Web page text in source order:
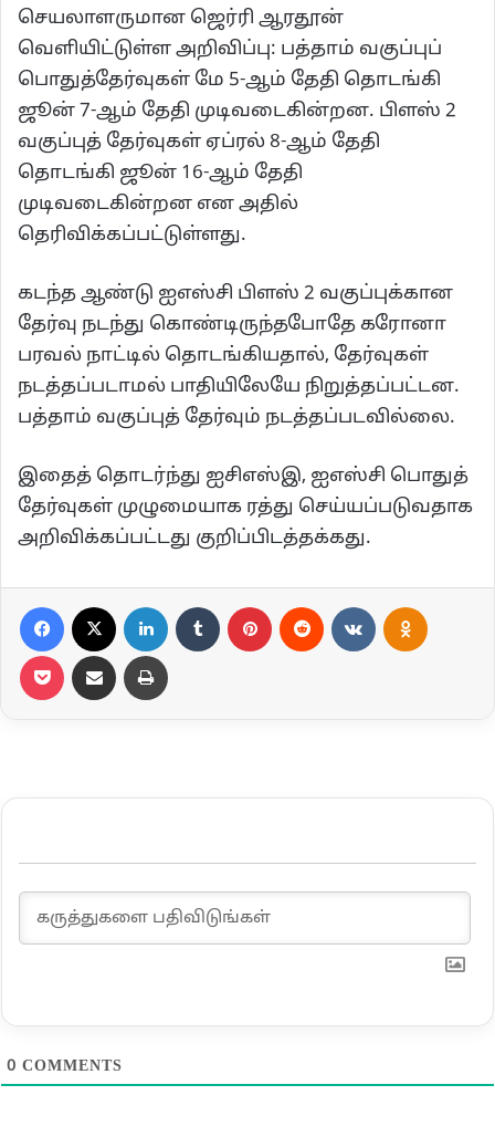
செயலாளருமான ஜெர்ரி ஆரதூன்
வெளியிட்டுள்ள அறிவிப்பு: பத்தாம் வகுப்புப்
பொதுத்தேர்வுகள் மே 5-ஆம் தேதி தொடங்கி
ஜூன் 7-ஆம் தேதி முடிவடைகின்றன. பிளஸ் 2
வகுப்புத் தேர்வுகள் ஏப்ரல் 8-ஆம் தேதி
தொடங்கி ஜூன் 16-ஆம் தேதி
முடிவடைகின்றன என அதில்
தெரிவிக்கப்பட்டுள்ளது.
கடந்த ஆண்டு ஐஎஸ்சி பிளஸ் 2 வகுப்புக்கான
தேர்வு நடந்து கொண்டிருந்தபோதே கரோனா
பரவல் நாட்டில் தொடங்கியதால், தேர்வுகள்
நடத்தப்படாமல் பாதியிலேயே நிறுத்தப்பட்டன.
பத்தாம் வகுப்புத் தேர்வும் நடத்தப்படவில்லை.
இதைத் தொடர்ந்து ஐசிஎஸ்இ, ஐஎஸ்சி பொதுத்
தேர்வுகள் முழுமையாக ரத்து செய்யப்படுவதாக
அறிவிக்கப்பட்டது குறிப்பிடத்தக்கது.
Facebook LinkedIn Tumblr Pinterest Reddit VKontakte
Pocket Share via Email Print
0 COMMENTS